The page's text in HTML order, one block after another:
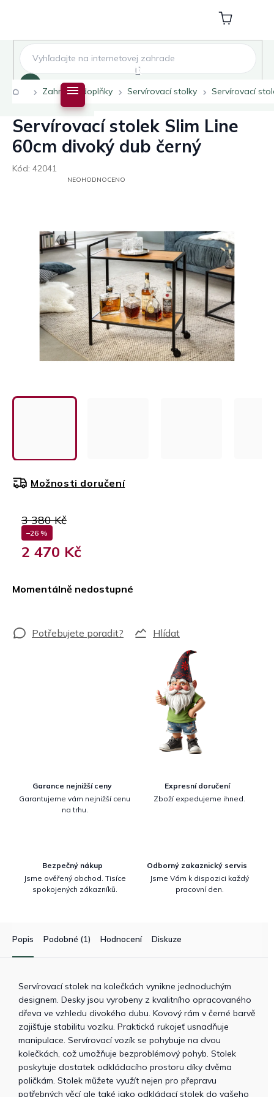
Nákupní
košík
DomůZahradní doplňky Servírovací stolky Servírovací
Servírovací stolek Slim Line
60cm divoký dub černý
Kód: 42041
PRŮMĚRNÉ
HVĚZDIČEK.
NEOHODNOCENO
3 380 Kč
–26 %
2 470 Kč
Momentálně nedostupné
Možnosti doručení
Hlídat
Garance nejnižší ceny
Garantujeme vám nejnižší cenu
na trhu.
Expresní doručení
Zboží expedujeme ihned.
Bezpečný nákup
Jsme ověřený obchod. Tisíce
spokojených zákazníků.
Odborný zakaznický servis
Jsme Vám k dispozici každý
pracovní den.
Popis Podobné (1) Hodnocení Diskuze
Servírovací stolek na kolečkách vynikne jednoduchým
designem. Desky jsou vyrobeny z kvalitního opracovaného
dřeva ve vzhledu divokého dubu. Kovový rám v černé barvě
zajišťuje stabilitu vozíku. Praktická rukojeť usnadňuje
manipulace. Servírovací vozík se pohybuje na dvou
kolečkách, což umožňuje bezproblémový pohyb. Stolek
poskytuje dostatek odkládacího prostoru díky dvěma
poličkám. Stolek můžete využít nejen pro přepravu
potřebných věcí ale také jako odkládací stolek do vašeho